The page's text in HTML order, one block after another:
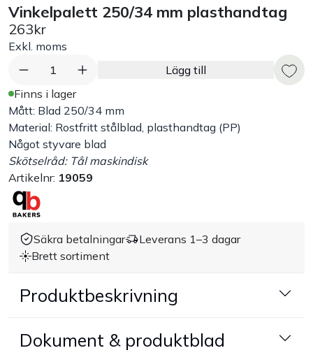
Exponering & servering
Städutrustning
Arbetskläder
Plåtbyte
Om Bakers
Vinkelpalett 250/34 mm plasthandtag
263kr
Exkl. moms
1
Lägg till
Finns i lager
Mått: Blad 250/34 mm
Material: Rostfritt stålblad, plasthandtag (PP)
Något styvare blad
Skötselråd: Tål maskindisk
Artikelnr: 19059
Säkra betalningar
Leverans 1–3 dagar
Brett sortiment
Produktbeskrivning
Dokument & produktblad